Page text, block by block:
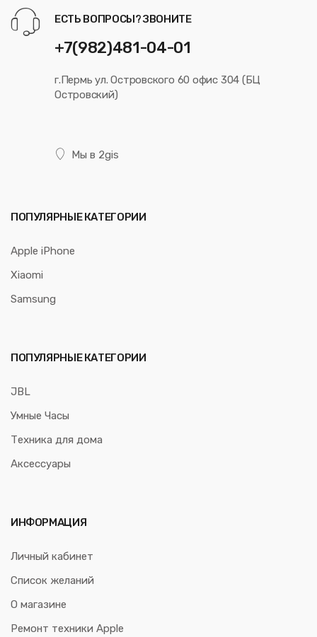
ЕСТЬ ВОПРОСЫ? ЗВОНИТЕ
+7(982)481-04-01
г.Пермь ул. Островского 60 офис 304 (БЦ
Островский)
Мы в 2gis
ПОПУЛЯРНЫЕ КАТЕГОРИИ
Apple iPhone
Xiaomi
Samsung
ПОПУЛЯРНЫЕ КАТЕГОРИИ
JBL
Умные Часы
Техника для дома
Аксессуары
ИНФОРМАЦИЯ
Личный кабинет
Список желаний
О магазине
Ремонт техники Apple